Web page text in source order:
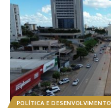
POLÍTICA E DESENVOLVIMENTO